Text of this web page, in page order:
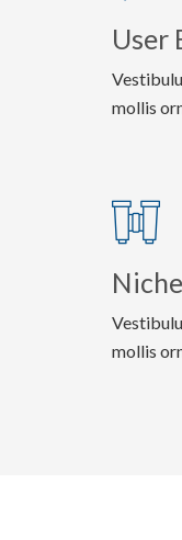
User
mollis
mollis